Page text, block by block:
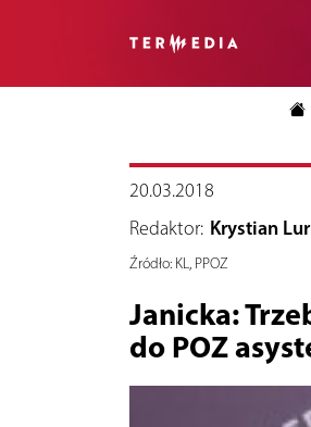
20.03.2018
Redaktor: Krystian
Źródło:KL, PPOZ
Janicka:
do POZ